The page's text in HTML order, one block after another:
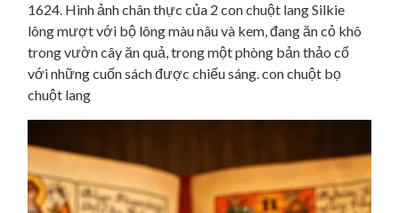
1624. Hình ảnh chân thực của 2 con chuột lang Silkie
lông mượt với bộ lông màu nâu và kem, đang ăn cỏ khô
trong vườn cây ăn quả, trong một phòng bản thảo cổ
với những cuốn sách được chiếu sáng. con chuột bọ
chuột lang